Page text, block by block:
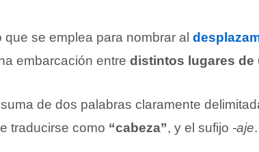
se emplea para nombrar al
embarcación entre distintos lugares de
de dos palabras claramente
traducirse como “cabeza”, y el sufijo -aje.